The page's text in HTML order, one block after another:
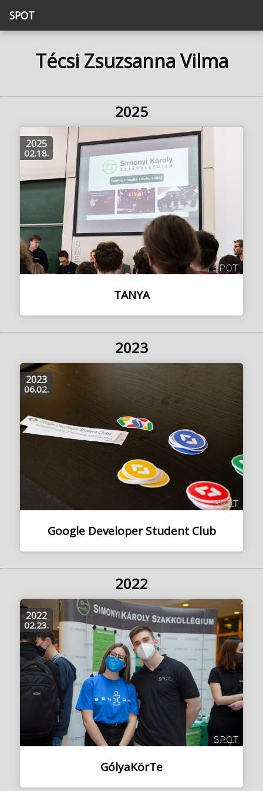
SPOT
Técsi Zsuzsanna Vilma
2025
TANYA
2025
02.18.
2023
Google Developer Student Club
2023
06.02.
2022
GólyaKörTe
2022
02.23.